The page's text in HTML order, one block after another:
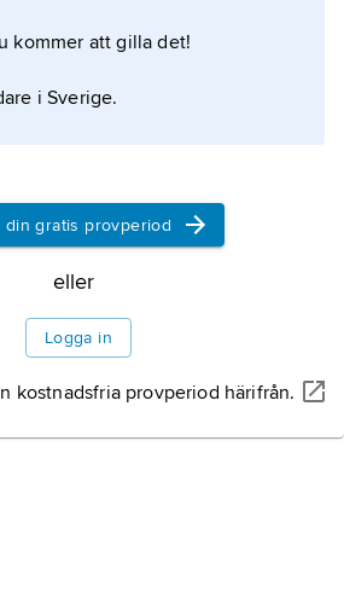
kommer att gilla det!
i Sverige.
din gratis provperiod
eller
Logga in
kostnadsfria provperiod härifrån.